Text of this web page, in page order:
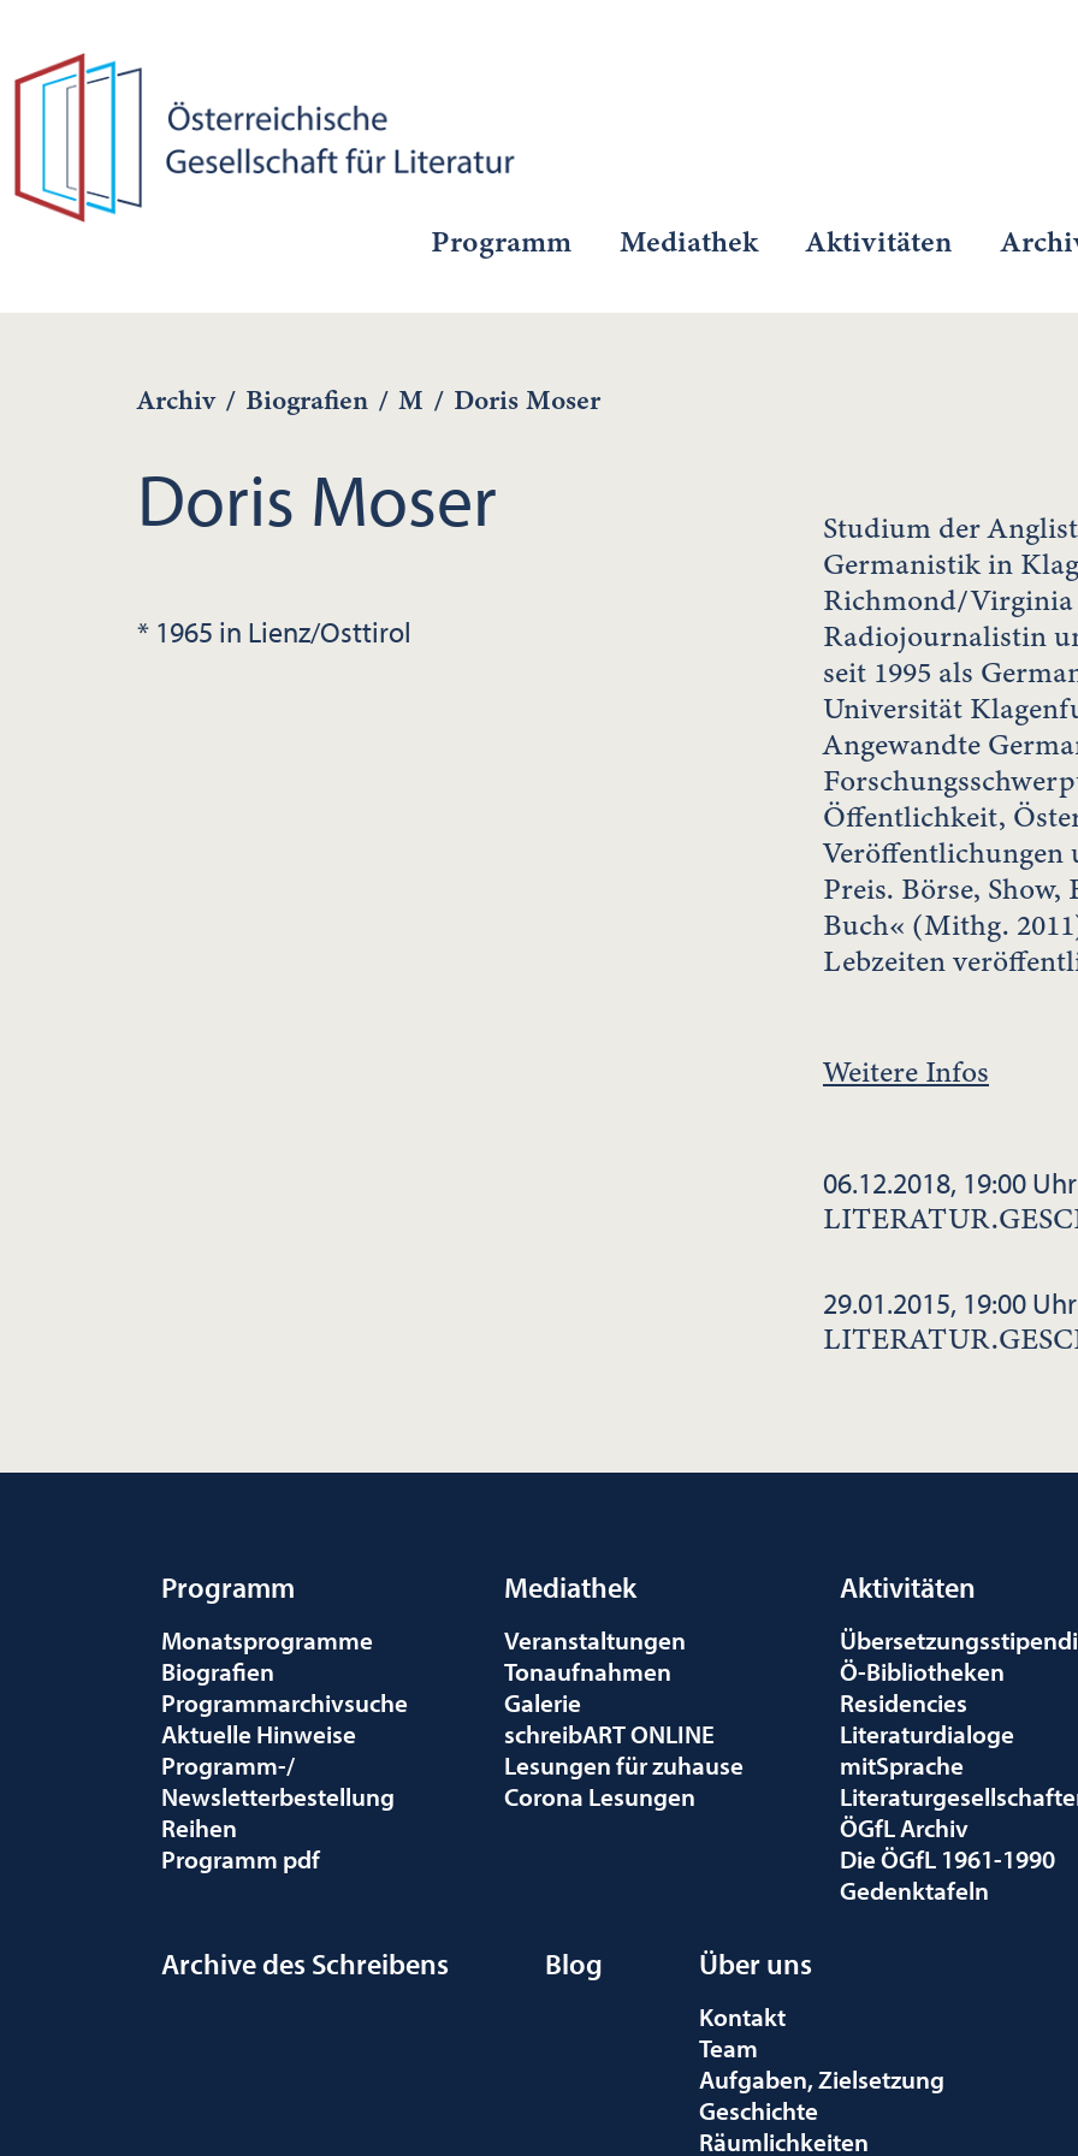
Programm Mediathek Aktivitäten
Archiv / Biografien / M / Doris Moser
Doris Moser
* 1965 in Lienz/Osttirol
Studium der
Germanistik in
Richmond/
Radiojournalistin
seit 1995 als
Universität
Angewandte
Öffentlichkeit,
Veröffentlichungen
Preis. Börse, Show,
Buch« (Mithg.
Lebzeiten
Weitere Infos
06.12.2018, 19:00 Uhr
29.01.2015, 19:00 Uhr
Programm
Monatsprogramme
Biografien
Programmarchivsuche
Aktuelle Hinweise
Programm-/
Newsletterbestellung
Reihen
Programm pdf
Mediathek
Veranstaltungen
Tonaufnahmen
Galerie
schreibART ONLINE
Lesungen für zuhause
Corona Lesungen
Aktivitäten
Ö-Bibliotheken
Residencies
Literaturdialoge
mitSprache
ÖGfL Archiv
Die ÖGfL 1961-1990
Gedenktafeln
Archive des Schreibens Blog Über uns
Kontakt
Team
Aufgaben, Zielsetzung
Geschichte
Räumlichkeiten